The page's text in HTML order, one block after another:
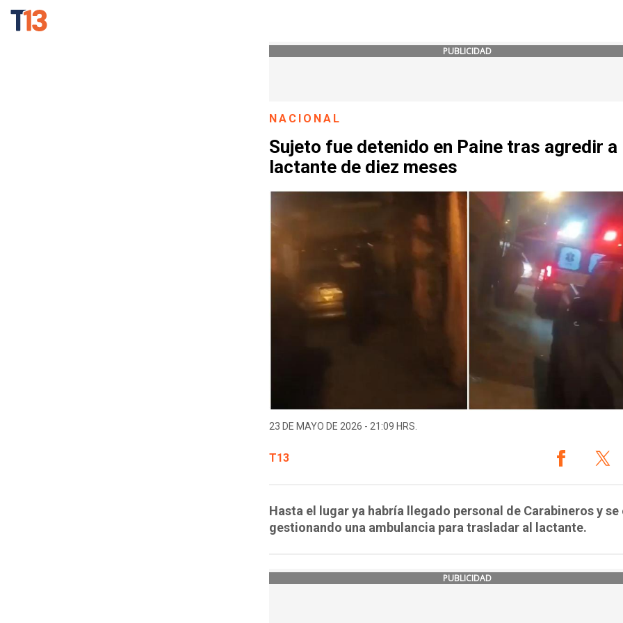
PUBLICIDAD
NACIONAL
Sujeto fue detenido en Paine tras agredir a
lactante de diez meses
23 DE MAYO DE 2026 - 21:09 HRS.
T13
Hasta el lugar ya habría llegado personal de Carabineros y se
gestionando una ambulancia para trasladar al lactante.
PUBLICIDAD